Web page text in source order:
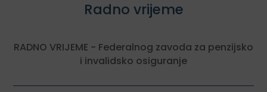
Radno vrijeme
RADNO VRIJEME - Federalnog zavoda za penzijsko
i invalidsko osiguranje